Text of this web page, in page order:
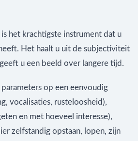
is het krachtigste instrument dat u
Het haalt u uit de subjectiviteit
u een beeld over langere tijd.
op een eenvoudig
vocalisaties, rusteloosheid),
en met hoeveel interesse),
zelfstandig opstaan, lopen, zijn